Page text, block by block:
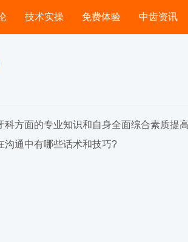
技术实操 免费体验 中齿资讯
方面的专业知识和自身全面综合素质提高
沟通中有哪些话术和技巧?